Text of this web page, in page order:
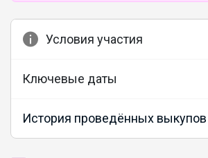
Условия участия
Ключевые даты
История проведённых выкупов